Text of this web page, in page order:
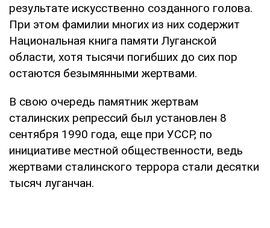
результате искусственно созданного голова.
При этом фамилии многих из них содержит
Национальная книга памяти Луганской
области, хотя тысячи погибших до сих пор
остаются безымянными жертвами.
В свою очередь памятник жертвам
сталинских репрессий был установлен 8
сентября 1990 года, еще при УССР, по
инициативе местной общественности, ведь
жертвами сталинского террора стали десятки
тысяч луганчан.